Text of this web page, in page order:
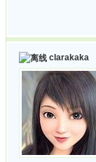
clarakaka